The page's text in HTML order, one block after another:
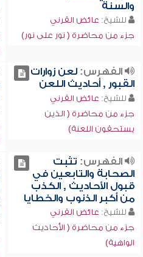
والسنة
للشيخ: عائض القرني
جزء من محاضرة ( نور على نور)
الفهرس:لعن زوارات
القبور , أحاديث اللعن
للشيخ: عائض القرني
جزء من محاضرة ( الذين
يستحقون اللعنة)
الفهرس: تثبت
الصحابة والتابعين في
قبول الأحاديث , الكذب
من أكبر الذنوب والخطايا
للشيخ: عائض القرني
جزء من محاضرة ( الأحاديث
الواهية)